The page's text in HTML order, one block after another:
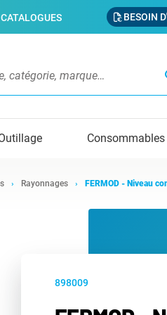
CATALOGUES BESOIN
Consommables
Rayonnages FERMOD - Niveau
898009